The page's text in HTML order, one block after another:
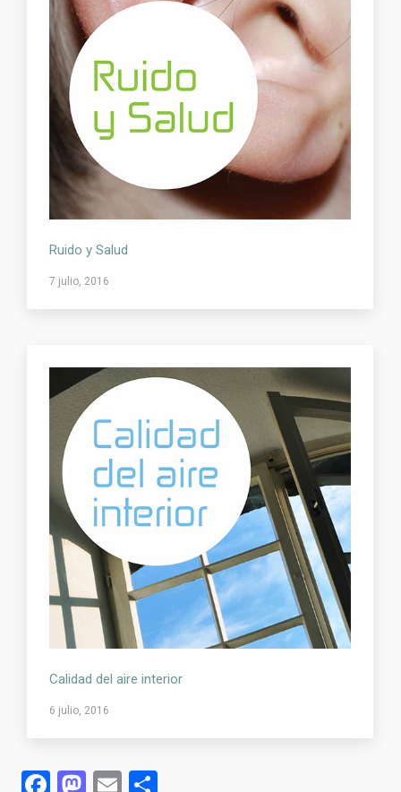
Ruido y Salud
7 julio, 2016
Calidad del aire interior
6 julio, 2016
Facebook
Mastodon
Email